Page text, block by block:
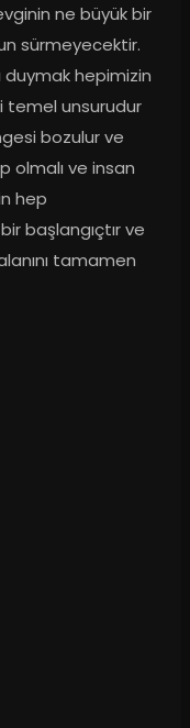
ne büyük bir
sürmeyecektir.
duymak hepimizin
temel unsurudur
bozulur ve
olmalı ve insan
hep
başlangıçtır ve
tamamen